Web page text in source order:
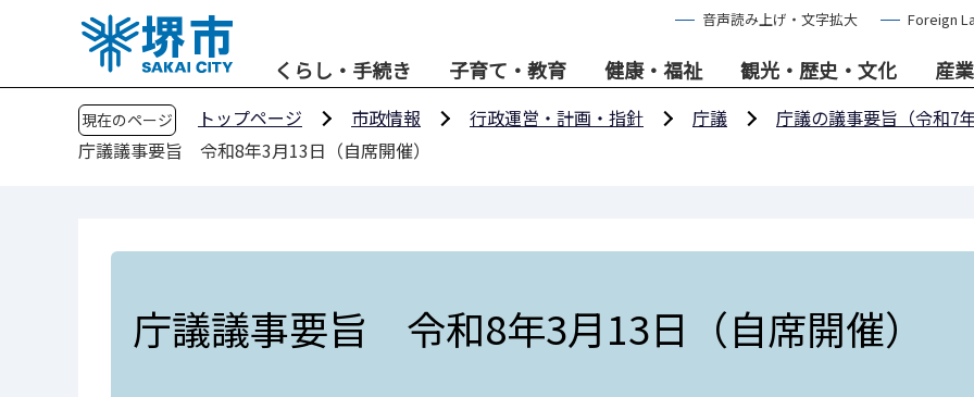
音声読み上げ・文字拡大 Foreign
くらし・手続き 子育て・教育 健康・福祉 観光・歴史・文化 産
現在のページ トップページ 市政情報 行政運営・計画・指針 庁議
庁議の議事要旨（令和7年
庁議議事要旨 令和8年3月13日（自席開催）
庁議議事要旨 令和8年3月13日（自席開催）